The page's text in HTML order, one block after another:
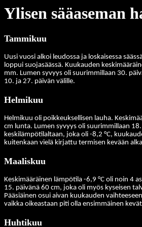
Ylisen sääaseman
Tammikuu
Uusi vuosi alkoi leudossa ja loskaisessa
loppui suojasäässä. Kuukauden
mm. Lumen syvyys oli suurimmillaan 30.
10. ja 27. päivän välille.
Helmikuu
Helmikuu oli poikkeuksellisen lauha.
cm lunta. Lumen syvyys oli suurimmillaan
keskilämpötilaltaan, joka oli -8,2 °C,
kuitenkaan vielä kirjattu termisen kevään
Maaliskuu
Keskimääräinen lämpötila -6,9 °C oli noin 4
15. päivänä 60 cm, joka oli myös kyseisen
Pääsiäinen osui aivan kuukauden
vaikka oikeastaan piti olla ensimmäinen
Huhtikuu